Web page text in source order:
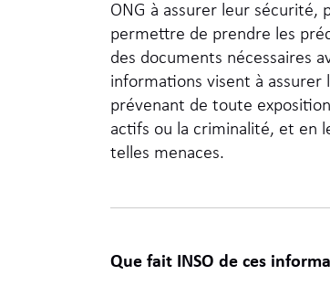
ONG à assurer leur sécurité,
permettre de prendre les
des documents nécessaires
informations visent à assurer
prévenant de toute
actifs ou la criminalité, et en
telles menaces.
Que fait INSO de ces